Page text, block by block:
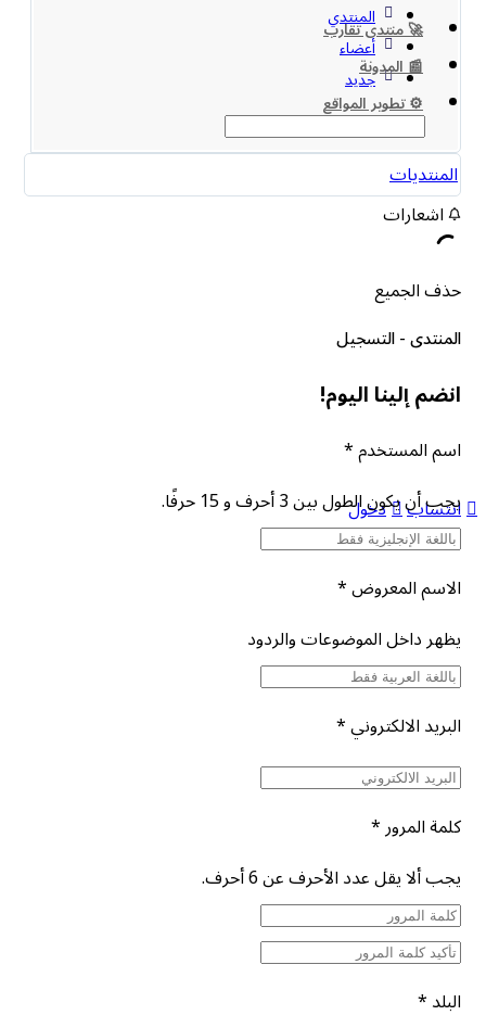
🚀 منتدى تقارب
📰 المدونة
⚙️ تطوير المواقع
انتساب دخول
المنتدي
أعضاء
جديد
المنتديات
اشعارات
حذف الجميع
المنتدى - التسجيل
انضم إلينا اليوم!
اسم المستخدم*
يجب أن يكون الطول بين 3 أحرف و 15 حرفًا.
الاسم المعروض*
يظهر داخل الموضوعات والردود
البريد الالكتروني*
كلمة المرور*
يجب ألا يقل عدد الأحرف عن 6 أحرف.
البلد*